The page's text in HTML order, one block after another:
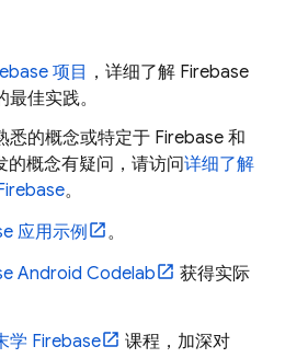
项目 ，详细了解 Firebase
佳实践。
悉的概念或特定于 Firebase 和
的概念有疑问，请访问详细了解
。
应用示例
。
Android Codelab
获得实际
学 Firebase
课程，加深对